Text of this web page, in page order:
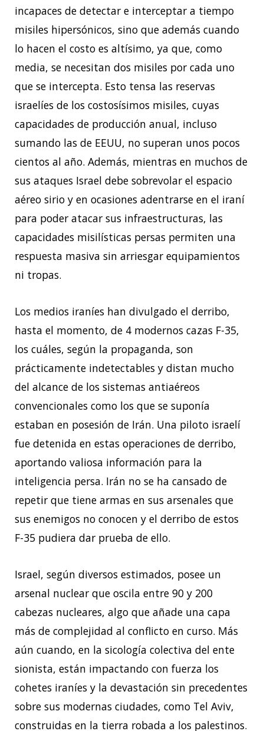
incapaces de detectar e interceptar a tiempo
misiles hipersónicos, sino que además cuando
lo hacen el costo es altísimo, ya que, como
media, se necesitan dos misiles por cada uno
que se intercepta. Esto tensa las reservas
israelíes de los costosísimos misiles, cuyas
capacidades de producción anual, incluso
sumando las de EEUU, no superan unos pocos
cientos al año. Además, mientras en muchos de
sus ataques Israel debe sobrevolar el espacio
aéreo sirio y en ocasiones adentrarse en el iraní
para poder atacar sus infraestructuras, las
capacidades misilísticas persas permiten una
respuesta masiva sin arriesgar equipamientos
ni tropas.
Los medios iraníes han divulgado el derribo,
hasta el momento, de 4 modernos cazas F-35,
los cuáles, según la propaganda, son
prácticamente indetectables y distan mucho
del alcance de los sistemas antiaéreos
convencionales como los que se suponía
estaban en posesión de Irán. Una piloto israelí
fue detenida en estas operaciones de derribo,
aportando valiosa información para la
inteligencia persa. Irán no se ha cansado de
repetir que tiene armas en sus arsenales que
sus enemigos no conocen y el derribo de estos
F-35 pudiera dar prueba de ello.
Israel, según diversos estimados, posee un
arsenal nuclear que oscila entre 90 y 200
cabezas nucleares, algo que añade una capa
más de complejidad al conflicto en curso. Más
aún cuando, en la sicología colectiva del ente
sionista, están impactando con fuerza los
cohetes iraníes y la devastación sin precedentes
sobre sus modernas ciudades, como Tel Aviv,
construidas en la tierra robada a los palestinos.